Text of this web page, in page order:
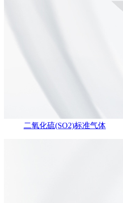
二氧化硫(SO2)标准气体